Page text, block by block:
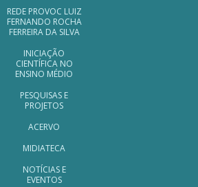
REDE PROVOC LUIZ
FERNANDO ROCHA
FERREIRA DA SILVA
INICIAÇÃO
CIENTÍFICA NO
ENSINO MÉDIO
PESQUISAS E
PROJETOS
ACERVO
MIDIATECA
NOTÍCIAS E
EVENTOS